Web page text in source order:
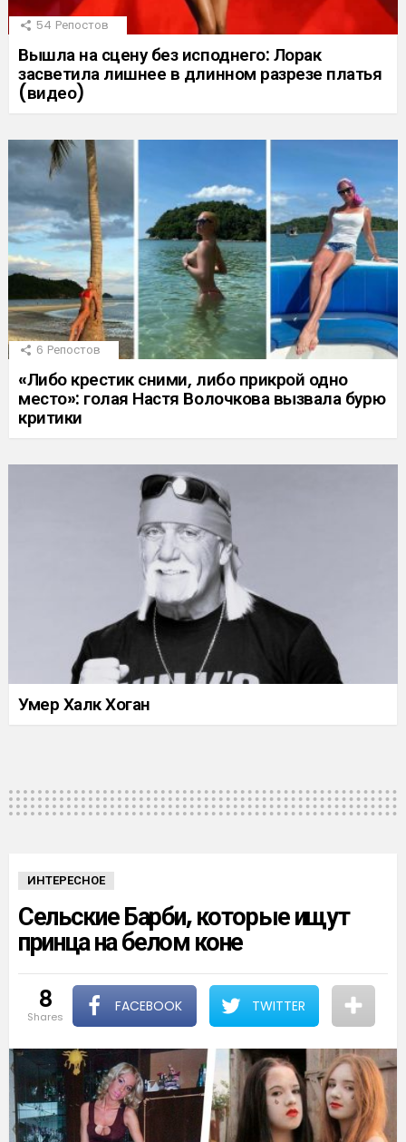
54 Репостов
Вышла на сцену без исподнего: Лорак
засветила лишнее в длинном разрезе платья
(видео)
6 Репостов
«Либо крестик сними, либо прикрой одно
место»: голая Настя Волочкова вызвала бурю
критики
Умер Халк Хоган
ИНТЕРЕСНОЕ
Сельские Барби, которые ищут
принца на белом коне
8
shares
FACEBOOK TWITTER